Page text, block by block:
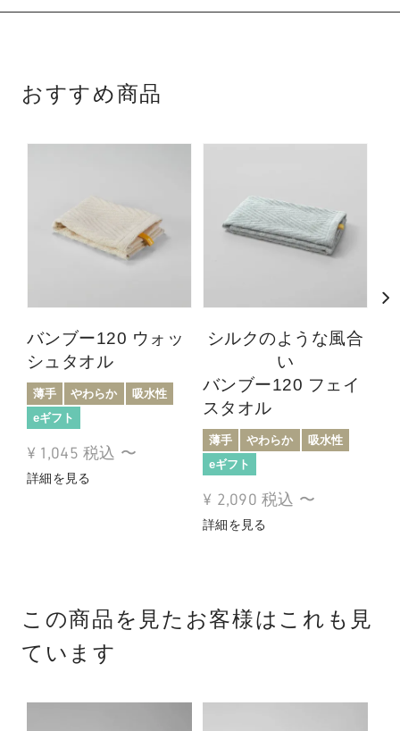
おすすめ商品
バンブー120 ウォッ
シュタオル
薄手 やわらか
吸水性
eギフト
¥ 1,045 税込 〜
詳細を見る
シルクのような風合
い
バンブー120 フェイ
スタオル
薄手 やわらか
吸水性
eギフト
¥ 2,090 税込 〜
詳細を見る
この商品を見たお客様はこれも見
ています